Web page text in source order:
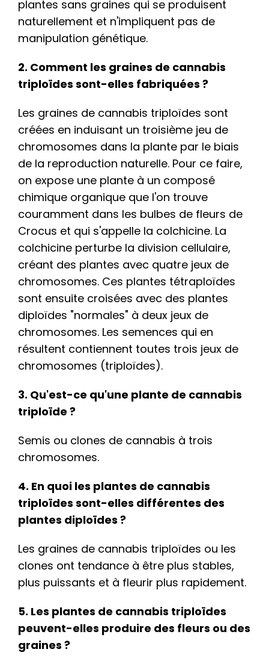
plantes sans graines qui se produisent
naturellement et n'impliquent pas de
manipulation génétique.
2. Comment les graines de cannabis
triploïdes sont-elles fabriquées ?
Les graines de cannabis triploïdes sont
créées en induisant un troisième jeu de
chromosomes dans la plante par le biais
de la reproduction naturelle. Pour ce faire,
on expose une plante à un composé
chimique organique que l'on trouve
couramment dans les bulbes de fleurs de
Crocus et qui s'appelle la colchicine. La
colchicine perturbe la division cellulaire,
créant des plantes avec quatre jeux de
chromosomes. Ces plantes tétraploïdes
sont ensuite croisées avec des plantes
diploïdes "normales" à deux jeux de
chromosomes. Les semences qui en
résultent contiennent toutes trois jeux de
chromosomes (triploïdes).
3. Qu'est-ce qu'une plante de cannabis
triploïde ?
Semis ou clones de cannabis à trois
chromosomes.
4. En quoi les plantes de cannabis
triploïdes sont-elles différentes des
plantes diploïdes ?
Les graines de cannabis triploïdes ou les
clones ont tendance à être plus stables,
plus puissants et à fleurir plus rapidement.
5. Les plantes de cannabis triploïdes
peuvent-elles produire des fleurs ou des
graines ?